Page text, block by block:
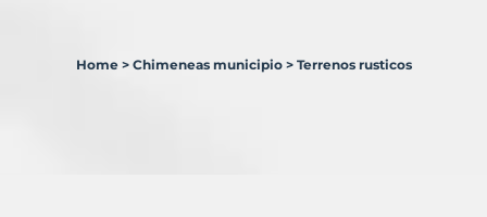
Home > Chimeneas municipio > Terrenos rusticos